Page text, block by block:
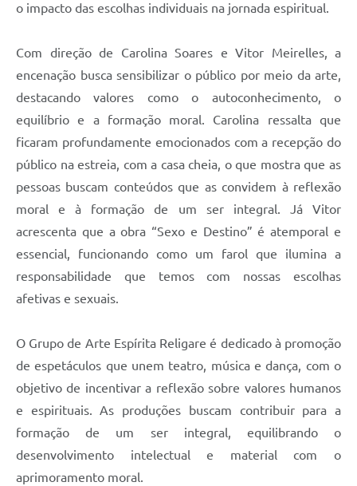
o impacto das escolhas individuais na jornada espiritual.
Com direção de Carolina Soares e Vitor Meirelles, a
encenação busca sensibilizar o público por meio da arte,
destacando valores como o autoconhecimento, o
equilíbrio e a formação moral. Carolina ressalta que
ficaram profundamente emocionados com a recepção do
público na estreia, com a casa cheia, o que mostra que as
pessoas buscam conteúdos que as convidem à reflexão
moral e à formação de um ser integral. Já Vitor
acrescenta que a obra “Sexo e Destino” é atemporal e
essencial, funcionando como um farol que ilumina a
responsabilidade que temos com nossas escolhas
afetivas e sexuais.
O Grupo de Arte Espírita Religare é dedicado à promoção
de espetáculos que unem teatro, música e dança, com o
objetivo de incentivar a reflexão sobre valores humanos
e espirituais. As produções buscam contribuir para a
formação de um ser integral, equilibrando o
desenvolvimento intelectual e material com o
aprimoramento moral.